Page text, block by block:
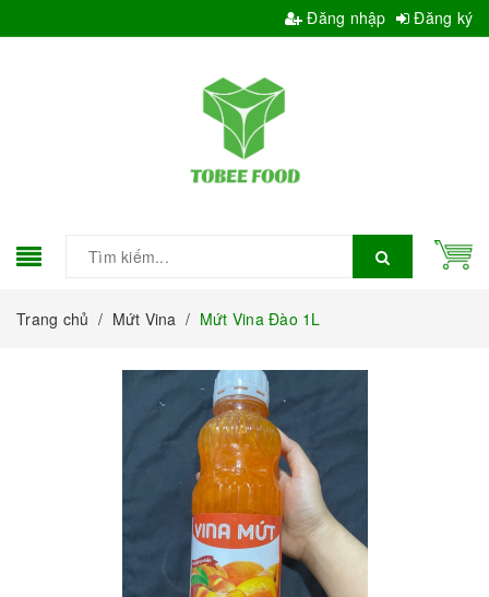
Đăng nhập Đăng ký
Trang chủ / Mứt Vina / Mứt Vina Đào 1L